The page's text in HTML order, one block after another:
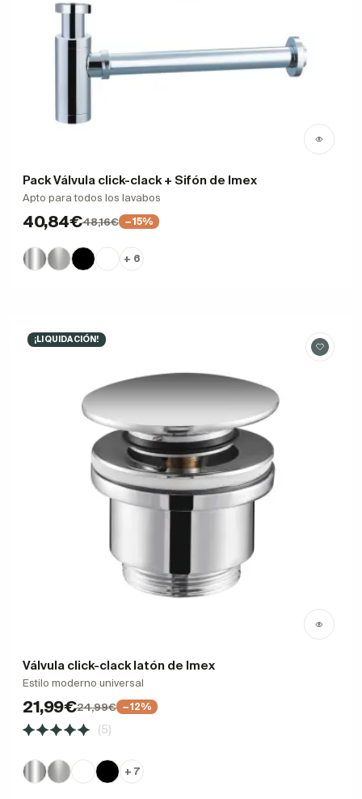
Pack Válvula click-clack + Sifón de Imex
Apto para todos los lavabos
40,84€48,16€ −15%
+ 6
¡LIQUIDACIÓN!
Válvula click-clack latón de Imex
Estilo moderno universal
21,99€24,99€ −12%
(5)
+ 7